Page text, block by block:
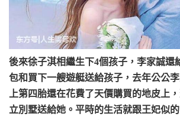
後來徐子淇相繼生下4個孩子，李家誠還
包和買下一艘遊艇送給孩子，去年公公
上第四胎還在花費了天價購買的地皮上
立別墅送給她。平時的生活就跟王妃似